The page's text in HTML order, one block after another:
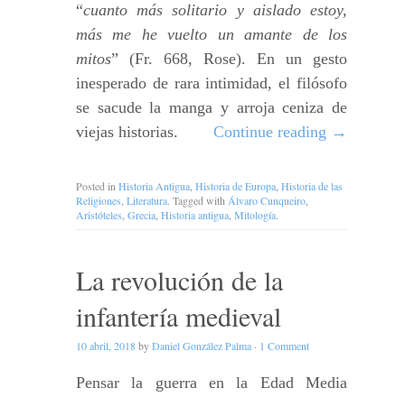
“cuanto más solitario y aislado estoy,
más me he vuelto un amante de los
mitos” (Fr. 668, Rose). En un gesto
inesperado de rara intimidad, el filósofo
se sacude la manga y arroja ceniza de
viejas historias.
Continue reading →
Posted in Historia Antigua Historia de Europa Historia de las
Religiones Literatura. Tagged with Álvaro Cunqueiro
Aristóteles Grecia Historia antigua Mitología.
La revolución de la
infantería medieval
10 abril, 2018byDaniel González Palma · 1 Comment
Pensar la guerra en la Edad Media